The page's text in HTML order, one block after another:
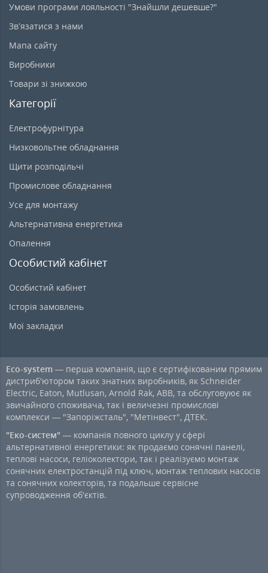
Умови програми лояльності "Знайшли дешевше?"
Зв’язатися з нами
Мапа сайту
Виробники
Товари зі знижкою
Категорії
Електрофурнітура
Низковольтне обладнання
Щити розподільчі
Промислове обладнання
Усе для монтажу
Альтернативна енергетика
Опалення
Особистий кабінет
Особистий кабінет
Історія замовлень
Мої закладки
Eco-system — перша компанія, що є сертифікованим прямим
дистриб'ютором таких знатних виробників, як Schneider
Electric, Eaton, Mutlusan, Arnold Rak, ABB, та обслуговуює як
звичайного споживача, так і величезні промислові
комплекси — "Запоріжсталь", "Метінвест", ДТЕК.
"Еко-систем" — компанія повного циклу у сфері
альтернативної енергетики: як продаємо сонячні панелі,
теплові насоси, геліоколектори, так і реалізуємо монтаж
сонячних електростанцій під ключ, монтаж теплових насосів
та сонячних колекторів, та подальше сервісне
супроводження об'єктів.